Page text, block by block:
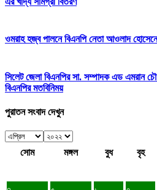
ওমরাহ হজ্ব পালনে বিএনপি নেতা আওলাদ
সিলেট জেলা বিএনপির সা. সম্পাদক এড এমরান
বিএনপির মতবিনিময়
পুরাতন সংবাদ দেখুন
সোম মঙ্গল বুধ বৃহ